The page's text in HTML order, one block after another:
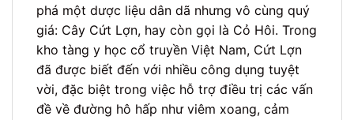
phá một dược liệu dân dã nhưng vô cùng quý
giá: Cây Cứt Lợn, hay còn gọi là Cỏ Hôi. Trong
kho tàng y học cổ truyền Việt Nam, Cứt Lợn
đã được biết đến với nhiều công dụng tuyệt
vời, đặc biệt trong việc hỗ trợ điều trị các vấn
đề về đường hô hấp như viêm xoang, cảm